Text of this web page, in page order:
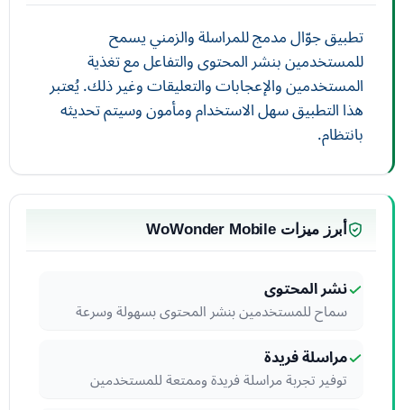
تطبيق جوّال مدمج للمراسلة والزمني يسمح
للمستخدمين بنشر المحتوى والتفاعل مع تغذية
المستخدمين والإعجابات والتعليقات وغير ذلك. يُعتبر
هذا التطبيق سهل الاستخدام ومأمون وسيتم تحديثه
بانتظام.
أبرز ميزات WoWonder Mobile
نشر المحتوى
سماح للمستخدمين بنشر المحتوى بسهولة وسرعة
مراسلة فريدة
توفير تجربة مراسلة فريدة وممتعة للمستخدمين